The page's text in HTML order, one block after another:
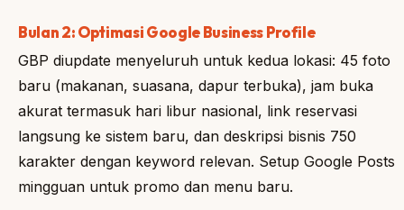
Bulan 2: Optimasi Google Business Profile
GBP diupdate menyeluruh untuk kedua lokasi: 45 foto
baru (makanan, suasana, dapur terbuka), jam buka
akurat termasuk hari libur nasional, link reservasi
langsung ke sistem baru, dan deskripsi bisnis 750
karakter dengan keyword relevan. Setup Google Posts
mingguan untuk promo dan menu baru.